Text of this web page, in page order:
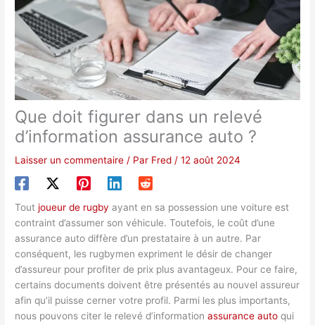
Que doit figurer dans un relevé
d’information assurance auto ?
Laisser un commentaire / Par Fred/12 août 2024
Toutjoueur de rugby ayant en sa possession une voiture est
contraint d’assumer son véhicule. Toutefois, le coût d’une
assurance auto diffère d’un prestataire à un autre. Par
conséquent, les rugbymen expriment le désir de changer
d’assureur pour profiter de prix plus avantageux. Pour ce faire,
certains documents doivent être présentés au nouvel assureur
afin qu’il puisse cerner votre profil. Parmi les plus importants,
nous pouvons citer le relevé d’informationassurance auto qui